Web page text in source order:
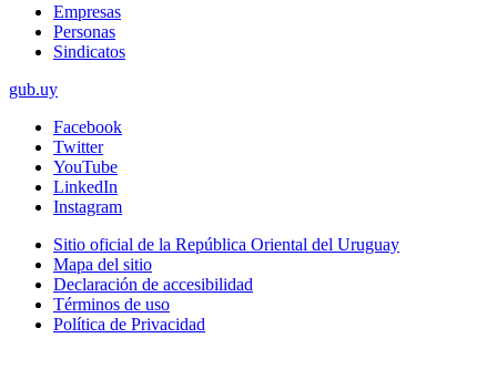
Empresas
Personas
Sindicatos
gub.uy
Facebook
Twitter
YouTube
LinkedIn
Instagram
Sitio oficial de la República Oriental del Uruguay
Mapa del sitio
Declaración de accesibilidad
Términos de uso
Política de Privacidad